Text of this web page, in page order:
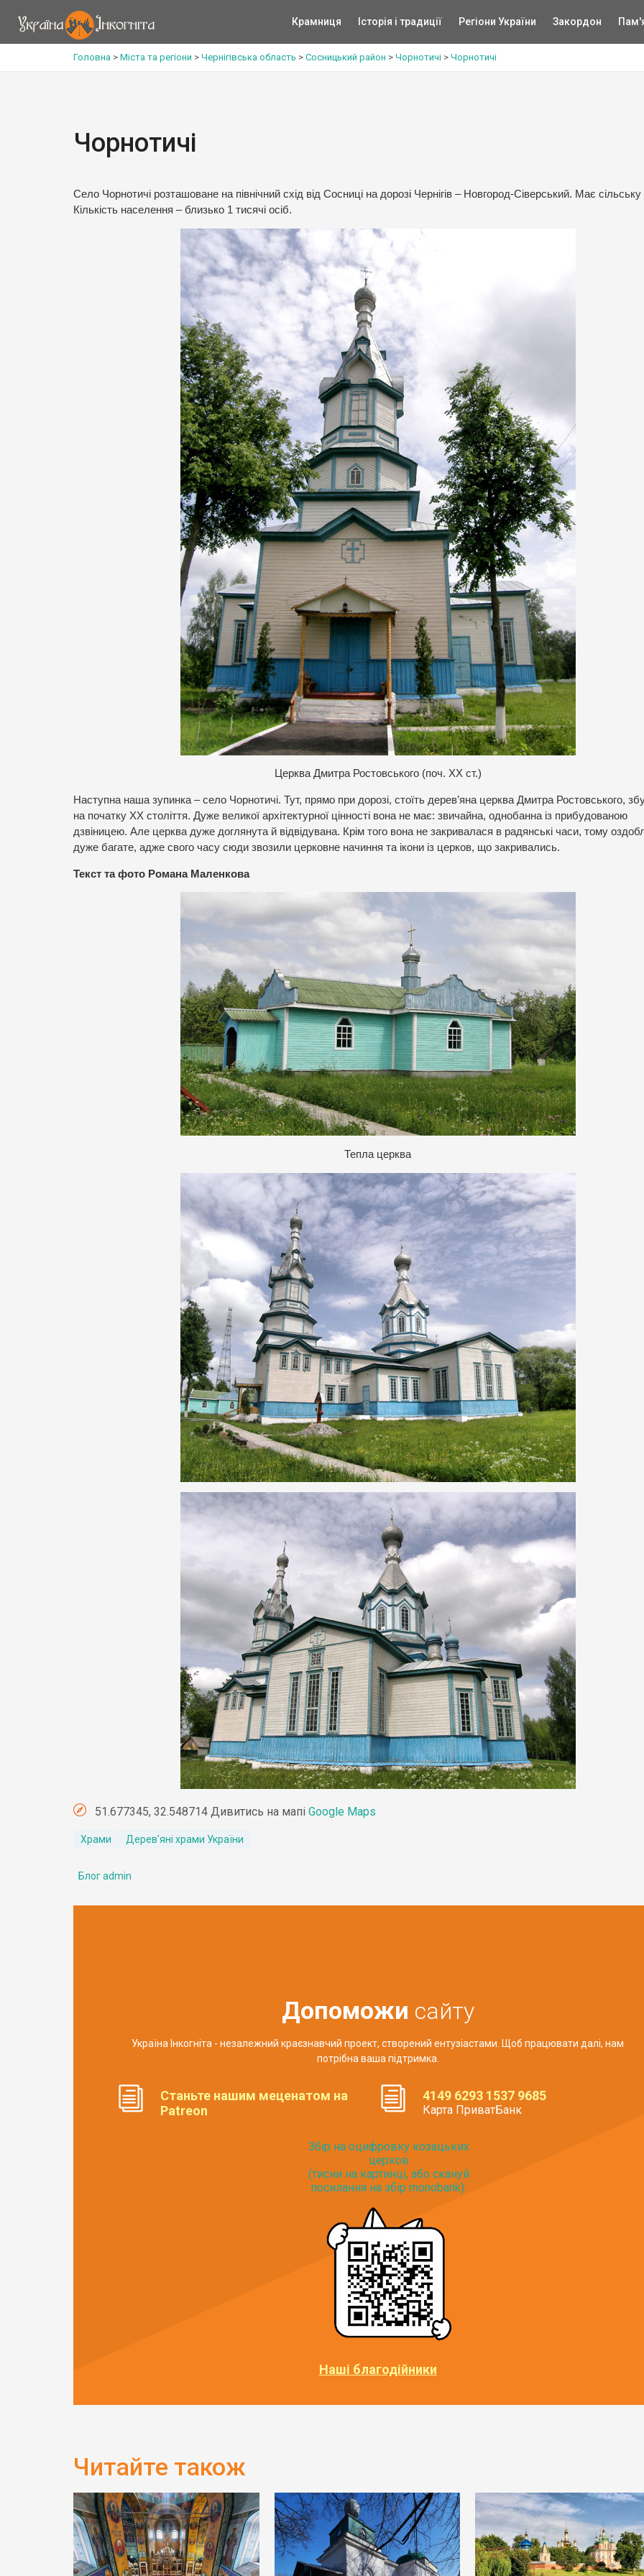
Крамниця Історія і традиції Регіони України Закордон
Головна > Міста та регіони > Чернігівська область > Сосницький район > Чорнотичі > Чорнотичі
Чорнотичі
Село Чорнотичі розташоване на північний схід від Сосниці на дорозі Чернігів – Новгород-Сіверський. Має сільську
Кількість населення – близько 1 тисячі осіб.
Церква Дмитра Ростовського (поч. ХХ ст.)
Наступна наша зупинка – село Чорнотичі. Тут, прямо при дорозі, стоїть дерев’яна церква Дмитра Ростовського,
на початку ХХ століття. Дуже великої архітектурної цінності вона не має: звичайна, однобанна із прибудованою
дзвіницею. Але церква дуже доглянута й відвідувана. Крім того вона не закривалася в радянські часи, тому
дуже багате, адже свого часу сюди звозили церковне начиння та ікони із церков, що закривались.
Текст та фото Романа Маленкова
Тепла церква
51.677345, 32.548714 Дивитись на мапі Google Maps
Храми Дерев'яні храми України
Блог admin
Допоможи сайту
Україна Інкогніта - незалежний краєзнавчий проект, створений ентузіастами. Щоб працювати далі, нам
потрібна ваша підтримка.
Станьте нашим меценатом на
Patreon
4149 6293 1537 9685
Карта ПриватБанк
Збір на оцифровку козацьких
церков
(тисни на картинці, або скануй
посилання на збір monobank):
Наші благодійники
Читайте також